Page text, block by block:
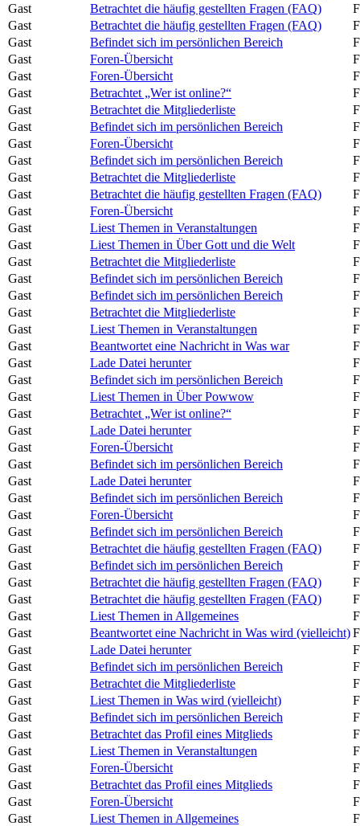
Gast
Betrachtet die häufig gestellten Fragen (FAQ)
Gast
Betrachtet die häufig gestellten Fragen (FAQ)
Gast
Befindet sich im persönlichen Bereich
Gast
Foren-Übersicht
Gast
Foren-Übersicht
Gast
Betrachtet „Wer ist online?“
Gast
Betrachtet die Mitgliederliste
Gast
Befindet sich im persönlichen Bereich
Gast
Foren-Übersicht
Gast
Befindet sich im persönlichen Bereich
Gast
Betrachtet die Mitgliederliste
Gast
Betrachtet die häufig gestellten Fragen (FAQ)
Gast
Foren-Übersicht
Gast
Liest Themen in Veranstaltungen
Gast
Liest Themen in Über Gott und die Welt
Gast
Betrachtet die Mitgliederliste
Gast
Befindet sich im persönlichen Bereich
Gast
Befindet sich im persönlichen Bereich
Gast
Betrachtet die Mitgliederliste
Gast
Liest Themen in Veranstaltungen
Gast
Beantwortet eine Nachricht in Was war
Gast
Lade Datei herunter
Gast
Befindet sich im persönlichen Bereich
Gast
Liest Themen in Über Powwow
Gast
Betrachtet „Wer ist online?“
Gast
Lade Datei herunter
Gast
Foren-Übersicht
Gast
Befindet sich im persönlichen Bereich
Gast
Lade Datei herunter
Gast
Befindet sich im persönlichen Bereich
Gast
Foren-Übersicht
Gast
Befindet sich im persönlichen Bereich
Gast
Betrachtet die häufig gestellten Fragen (FAQ)
Gast
Befindet sich im persönlichen Bereich
Gast
Betrachtet die häufig gestellten Fragen (FAQ)
Gast
Betrachtet die häufig gestellten Fragen (FAQ)
Gast
Liest Themen in Allgemeines
Gast
Beantwortet eine Nachricht in Was wird (vielleicht)
Gast
Lade Datei herunter
Gast
Befindet sich im persönlichen Bereich
Gast
Betrachtet die Mitgliederliste
Gast
Liest Themen in Was wird (vielleicht)
Gast
Befindet sich im persönlichen Bereich
Gast
Betrachtet das Profil eines Mitglieds
Gast
Liest Themen in Veranstaltungen
Gast
Foren-Übersicht
Gast
Betrachtet das Profil eines Mitglieds
Gast
Foren-Übersicht
Gast
Liest Themen in Allgemeines